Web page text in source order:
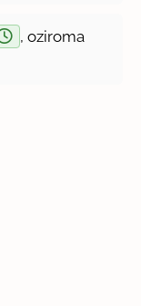
, oziroma